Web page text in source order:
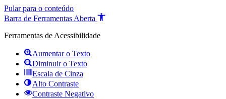
Pular para o conteúdo
Barra de Ferramentas Aberta
Ferramentas de Acessibilidade
Aumentar o Texto
Diminuir o Texto
Escala de Cinza
Alto Contraste
Contraste Negativo